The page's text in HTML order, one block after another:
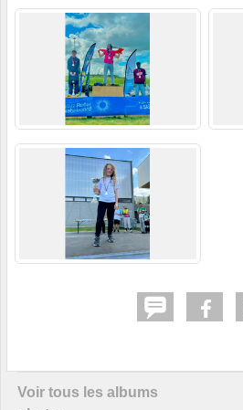
Voir tous les albums